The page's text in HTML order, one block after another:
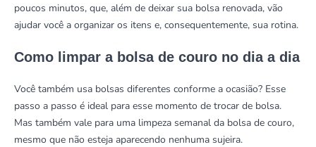
poucos minutos, que, além de deixar sua bolsa renovada, vão
ajudar você a organizar os itens e, consequentemente, sua rotina.
Como limpar a bolsa de couro no dia a dia
Você também usa bolsas diferentes conforme a ocasião? Esse
passo a passo é ideal para esse momento de trocar de bolsa.
Mas também vale para uma limpeza semanal da bolsa de couro,
mesmo que não esteja aparecendo nenhuma sujeira.